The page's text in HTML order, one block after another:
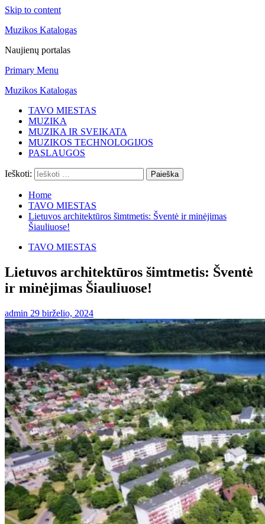
Skip to content
Muzikos Katalogas
Naujienų portalas
Primary Menu
Muzikos Katalogas
TAVO MIESTAS
MUZIKA
MUZIKA IR SVEIKATA
MUZIKOS TECHNOLOGIJOS
PASLAUGOS
Ieškoti:
Home
TAVO MIESTAS
Lietuvos architektūros šimtmetis: Šventė ir minėjimas
Šiauliuose!
TAVO MIESTAS
Lietuvos architektūros šimtmetis: Šventė
ir minėjimas Šiauliuose!
admin 29 birželio, 2024